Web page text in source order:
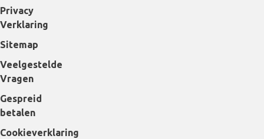
Privacy
Verklaring
Sitemap
Veelgestelde
Vragen
Gespreid
betalen
Cookieverklaring